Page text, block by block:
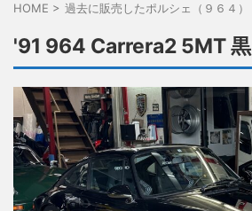
HOME > 過去に販売したポルシェ（９６４）
'91 964 Carrera2 5MT 黒